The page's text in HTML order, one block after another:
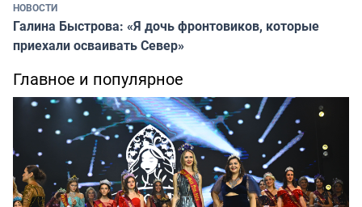
НОВОСТИ
Галина Быстрова: «Я дочь фронтовиков, которые
приехали осваивать Север»
Главное и популярное